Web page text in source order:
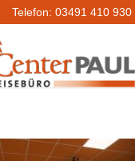
Telefon: 03491 410 930